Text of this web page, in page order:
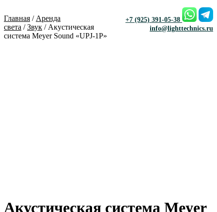
+7 (925) 391-05-38
info@lighttechnics.ru
Главная /Аренда
света /Звук / Акустическая
система Meyer Sound «UPJ-1P»
Акустическая система Meyer